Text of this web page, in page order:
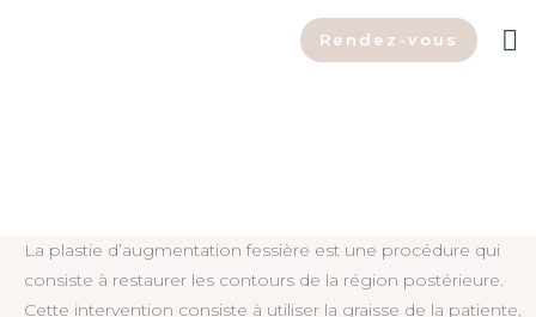
Rendez-vous
La plastie d’augmentation fessière est une procédure qui
consiste à restaurer les contours de la région postérieure.
Cette intervention consiste à utiliser la graisse de la patiente,